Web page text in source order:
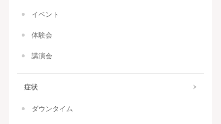
イベント
体験会
講演会
症状
ダウンタイム